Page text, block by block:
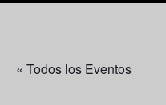
« Todos los Eventos